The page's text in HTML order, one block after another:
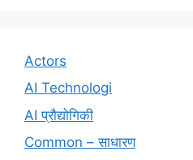
Actors
AI Technologi
AI प्रौद्योगिकी
Common – साधारण